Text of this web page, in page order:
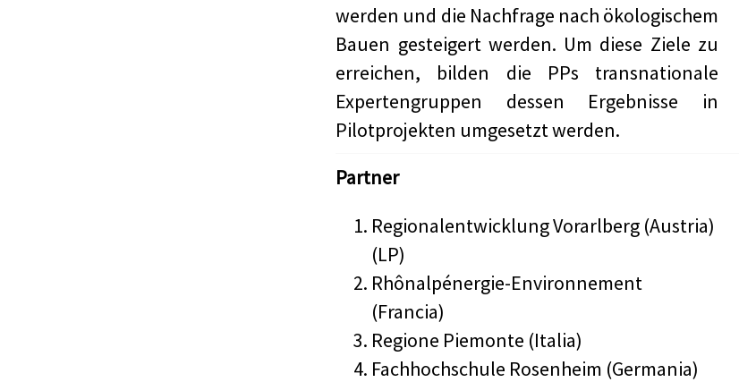
werden und die Nachfrage nach ökologischem
Bauen gesteigert werden. Um diese Ziele zu
erreichen, bilden die PPs transnationale
Expertengruppen dessen Ergebnisse in
Pilotprojekten umgesetzt werden.
Partner
Regionalentwicklung Vorarlberg (Austria)
(LP)
Rhônalpénergie-Environnement
(Francia)
Regione Piemonte (Italia)
Fachhochschule Rosenheim (Germania)